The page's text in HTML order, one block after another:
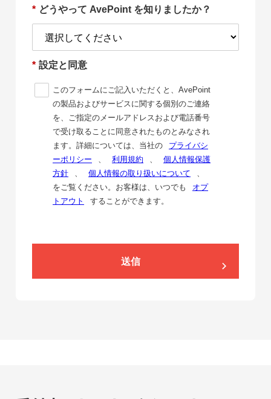
* どうやって AvePoint を知りましたか？
* 設定と同意
このフォームにご記入いただくと、AvePoint
の製品およびサービスに関する個別のご連絡
を、ご指定のメールアドレスおよび電話番号
で受け取ることに同意されたものとみなされ
ます。詳細については、当社の
プライバシ
ーポリシー
利用規約
個人情報保護
方針
個人情報の取り扱いについて
をご覧ください。お客様は、いつでも
オプ
トアウト
することができます。
送信